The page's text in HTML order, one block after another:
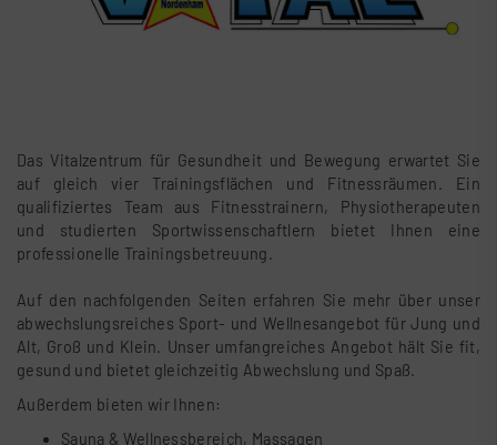
Das Vitalzentrum für Gesundheit und Bewegung erwartet Sie
auf gleich vier Trainingsflächen und Fitnessräumen. Ein
qualifiziertes Team aus Fitnesstrainern, Physiotherapeuten
und studierten Sportwissenschaftlern bietet Ihnen eine
professionelle Trainingsbetreuung.
Auf den nachfolgenden Seiten erfahren Sie mehr über unser
abwechslungsreiches Sport- und Wellnesangebot für Jung und
Alt, Groß und Klein. Unser umfangreiches Angebot hält Sie fit,
gesund und bietet gleichzeitig Abwechslung und Spaß.
Außerdem bieten wir Ihnen:
Sauna & Wellnessbereich, Massagen